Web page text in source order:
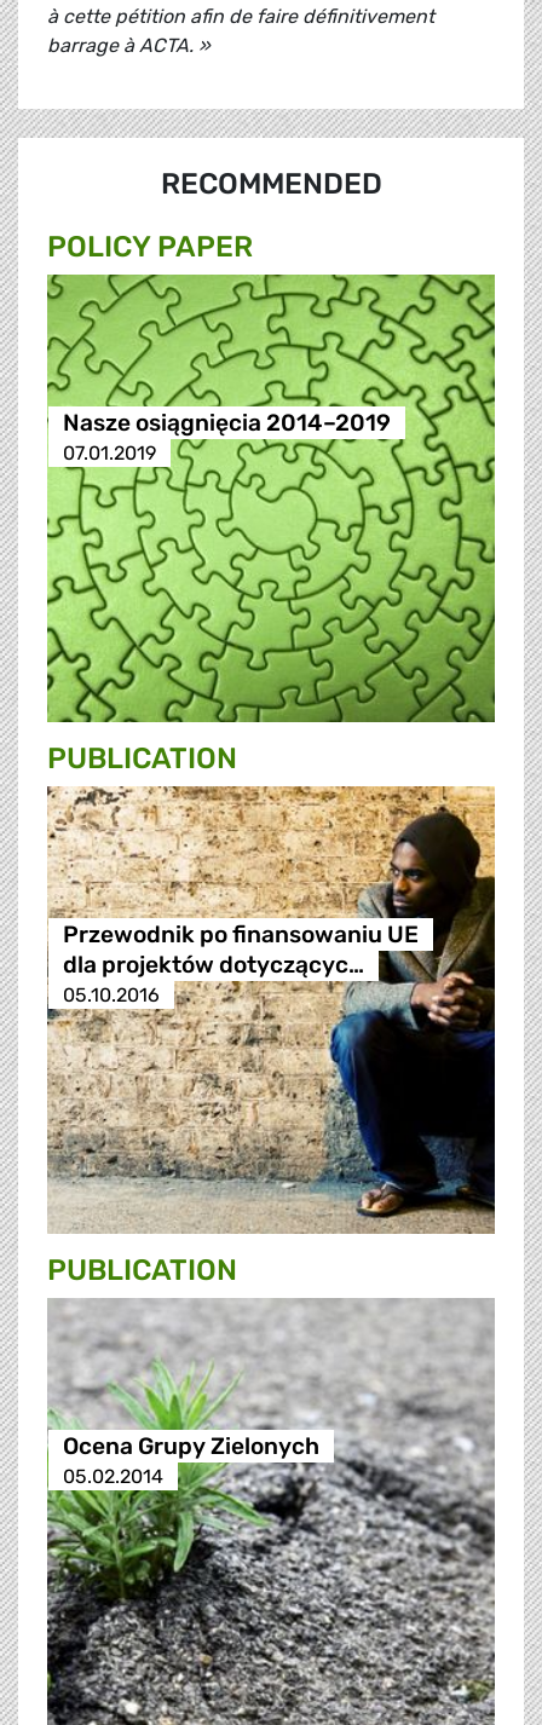
à cette pétition afin de faire définitivement
barrage à ACTA. »
RECOMMENDED
POLICY PAPER
Nasze osiągnięcia 2014–2019
07.01.2019
PUBLICATION
Przewodnik po finansowaniu UE
dla projektów dotyczącyc…
05.10.2016
PUBLICATION
Ocena Grupy Zielonych
05.02.2014